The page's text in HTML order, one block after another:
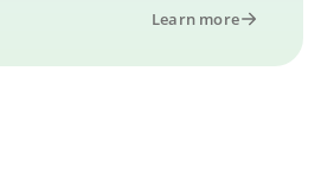
Learn more